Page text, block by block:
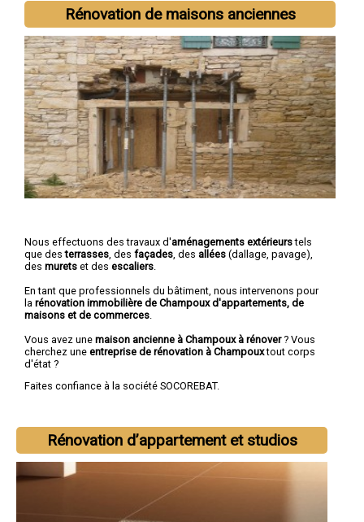
Rénovation de maisons anciennes
Nous effectuons des travaux d'aménagements extérieurstels
que desterrasses , des façades , des allées (dallage, pavage),
des murets et des escaliers
En tant que professionnels du bâtiment, nous intervenons pour
la rénovation immobilière de Champoux d'appartements, de
maisons et de commerces
Vous avez une maison ancienne à Champoux à rénover? Vous
cherchez une entreprise de rénovation à Champouxtout corps
d'état ?
Faites confiance à la société SOCOREBAT.
Rénovation d’appartement et studios